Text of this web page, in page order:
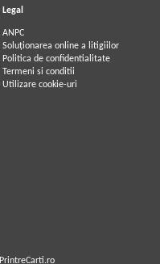
Legal
ANPC
Soluționarea online a litigiilor
Politica de confidentialitate
Termeni si conditii
Utilizare cookie-uri
PrintreCarti.ro